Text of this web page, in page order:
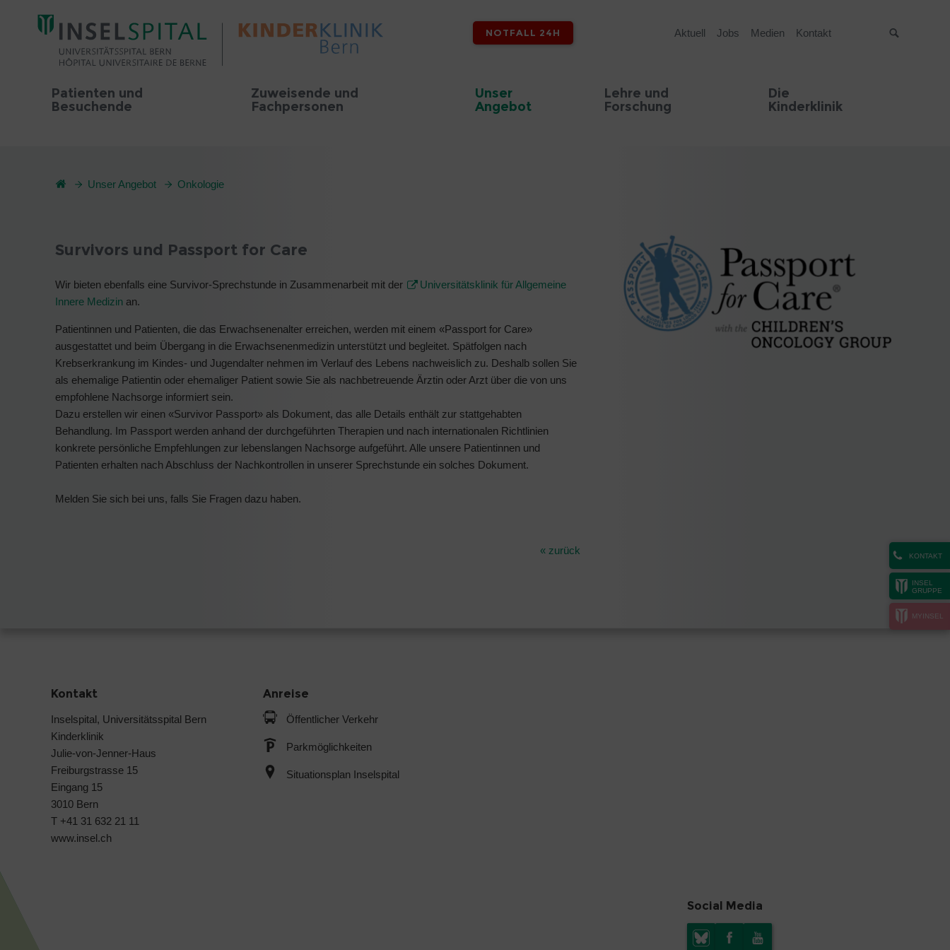
NOTFALL 24H Aktuell Jobs Medien Kontakt
Patienten und
Besuchende
Zuweisende und
Fachpersonen
Unser
Angebot
Lehre und
Forschung
Die
Kinderklinik
KONTAKT
INSEL
GRUPPE
MYINSEL
Unser Angebot Onkologie
Survivors und Passport for Care
Wir bieten ebenfalls eine Survivor-Sprechstunde in Zusammenarbeit mit der
Universitätsklinik für Allgemeine
Innere Medizin an.
Patientinnen und Patienten, die das Erwachsenenalter erreichen, werden mit einem «Passport for Care»
ausgestattet und beim Übergang in die Erwachsenenmedizin unterstützt und begleitet. Spätfolgen nach
Krebserkrankung im Kindes- und Jugendalter nehmen im Verlauf des Lebens nachweislich zu. Deshalb sollen Sie
als ehemalige Patientin oder ehemaliger Patient sowie Sie als nachbetreuende Ärztin oder Arzt über die von uns
empfohlene Nachsorge informiert sein.
Dazu erstellen wir einen «Survivor Passport» als Dokument, das alle Details enthält zur stattgehabten
Behandlung. Im Passport werden anhand der durchgeführten Therapien und nach internationalen Richtlinien
konkrete persönliche Empfehlungen zur lebenslangen Nachsorge aufgeführt. Alle unsere Patientinnen und
Patienten erhalten nach Abschluss der Nachkontrollen in unserer Sprechstunde ein solches Dokument.
Melden Sie sich bei uns, falls Sie Fragen dazu haben.
« zurück
Kontakt
Inselspital, Universitätsspital Bern
Kinderklinik
Julie-von-Jenner-Haus
Freiburgstrasse 15
Eingang 15
3010 Bern
T +41 31 632 21 11
www.insel.ch
Anreise
Öffentlicher Verkehr
Parkmöglichkeiten
Situationsplan Inselspital
Social Media